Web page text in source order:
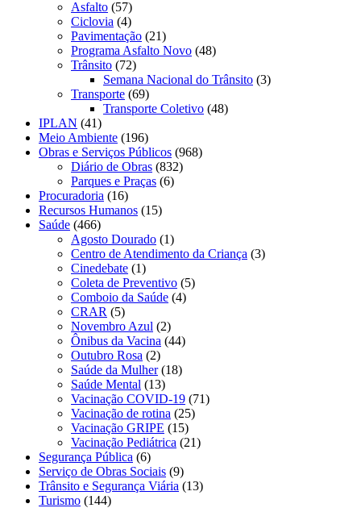
Asfalto (57)
Ciclovia (4)
Pavimentação (21)
Programa Asfalto Novo (48)
Trânsito (72)
Semana Nacional do Trânsito (3)
Transporte (69)
Transporte Coletivo (48)
IPLAN (41)
Meio Ambiente (196)
Obras e Serviços Públicos (968)
Diário de Obras (832)
Parques e Praças (6)
Procuradoria (16)
Recursos Humanos (15)
Saúde (466)
Agosto Dourado (1)
Centro de Atendimento da Criança (3)
Cinedebate (1)
Coleta de Preventivo (5)
Comboio da Saúde (4)
CRAR (5)
Novembro Azul (2)
Ônibus da Vacina (44)
Outubro Rosa (2)
Saúde da Mulher(18)
Saúde Mental (13)
Vacinação COVID-19 (71)
Vacinação de rotina (25)
Vacinação GRIPE (15)
Vacinação Pediátrica (21)
Segurança Pública (6)
Serviço de Obras Sociais (9)
Trânsito e Segurança Viária (13)
Turismo (144)